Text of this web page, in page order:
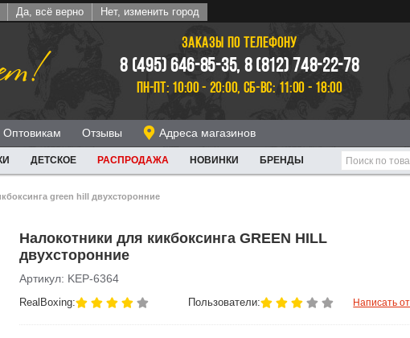
Да, всё верно Нет, изменить город
ЗАКАЗЫ ПО ТЕЛЕФОНУ
8 (495) 646-85-35, 8 (812) 748-22-78
ПН-ПТ: 10:00 - 20:00, СБ-ВС: 11:00 - 18:00
Оптовикам Отзывы Адреса магазинов
ДЕТСКОЕ РАСПРОДАЖА НОВИНКИ БРЕНДЫ
green hill двухсторонние
Налокотники для кикбоксинга GREEN HILL
двухсторонние
Артикул: KEP-6364
RealBoxing: Пользователи: Написать